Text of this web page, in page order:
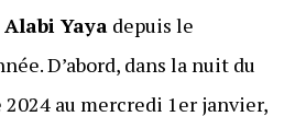
Yaya depuis le
D’abord, dans la nuit du
au mercredi 1er janvier,